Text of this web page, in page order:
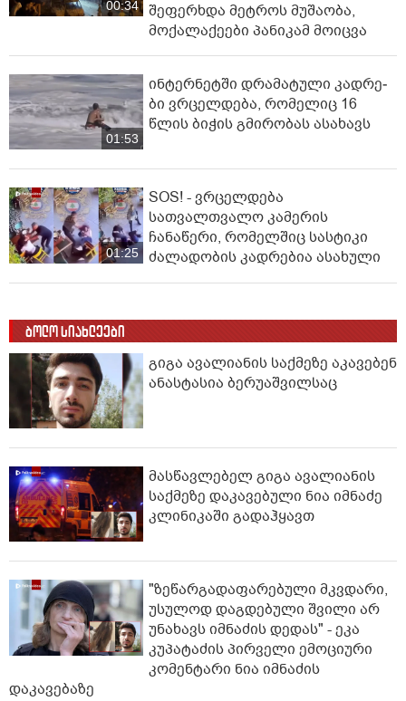
00:34
შეფერხდა მეტროს მუშაობა,
მოქალაქეები პანიკამ მოიცვა
01:53
ინ­ტერ­ნეტ­ში დრა­მა­ტუ­ლი კად­რე­
ბი ვრცელდება, რომელიც 16
წლის ბიჭის გმირობას ასახავს
01:25
SOS! - ვრცელდება
სათვალთვალო კამერის
ჩანაწერი, რომელშიც სასტიკი
ძალადობის კადრებია ასახული
ბოლო სიახლეები
გიგა ავალიანის საქმეზე აკავებენ
ანასტასია ბერუაშვილსაც
მასწავლებელ გიგა ავალიანის
საქმეზე დაკავებული ნია იმნაძე
კლინიკაში გადაჰყავთ
"ზეწარგადაფარებული მკვდარი,
უსულოდ დაგდებული შვილი არ
უნახავს იმნაძის დედას" - ეკა
კუპატაძის პირველი ემოციური
კომენტარი ნია იმნაძის
დაკავებაზე